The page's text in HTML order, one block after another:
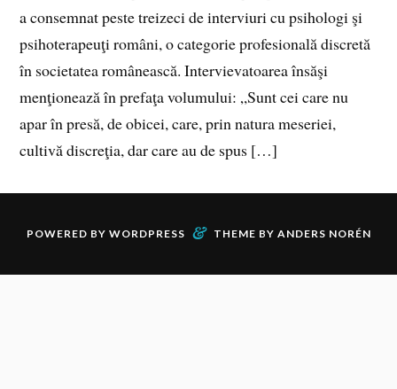
a consemnat peste treizeci de interviuri cu psihologi şi
psihoterapeuţi români, o categorie profesională discretă
în societatea românească. Intervievatoarea însăşi
menţionează în prefaţa volumului: „Sunt cei care nu
apar în presă, de obicei, care, prin natura meseriei,
cultivă discreţia, dar care au de spus […]
POWERED BY WORDPRESS & THEME BY ANDERS NORÉN